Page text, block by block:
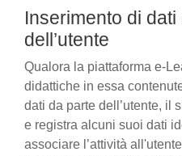
Inserimento di dati
dell’utente
Qualora la piattaforma e-
didattiche in essa
dati da parte dell’utente, il
e registra alcuni suoi dati
associare l’attività